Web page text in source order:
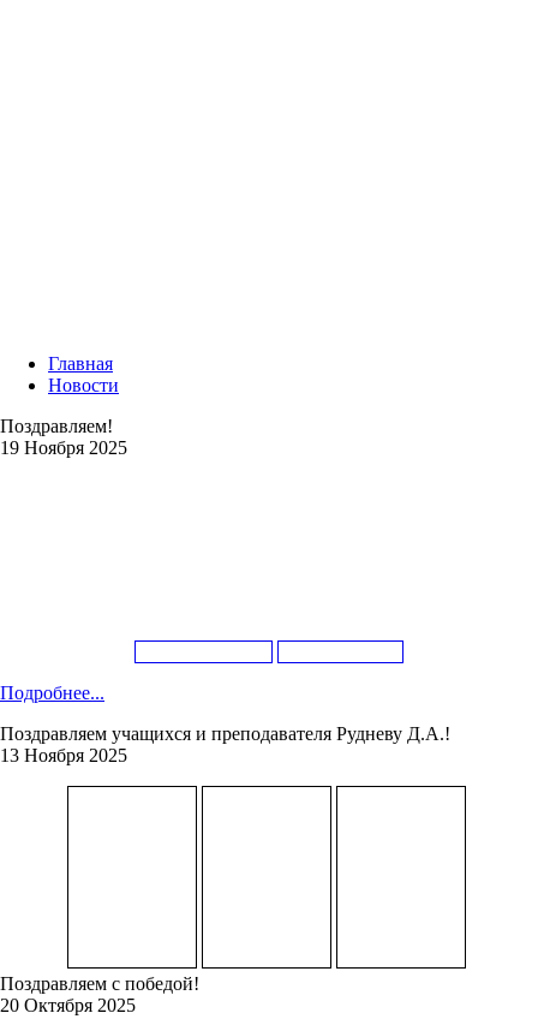
Главная
Новости
Поздравляем!
19 Ноября 2025
Подробнее...
Поздравляем учащихся и преподавателя Рудневу Д.А.!
13 Ноября 2025
Поздравляем с победой!
20 Октября 2025